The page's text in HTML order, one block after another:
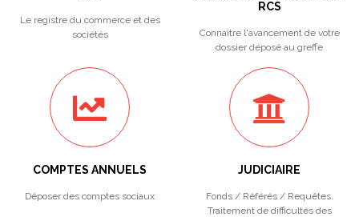
Le registre du commerce et des
sociétés
RCS
Connaitre l'avancement de votre
dossier déposé au greffe
COMPTES ANNUELS
Déposer des comptes sociaux
JUDICIAIRE
Fonds / Référés / Requêtes.
Traitement de difficultés des